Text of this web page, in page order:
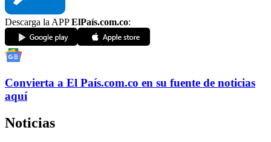
Descarga la APPElPaís.com.co:
Convierta a El País.com.co en su fuente de noticias
aquí
Noticias